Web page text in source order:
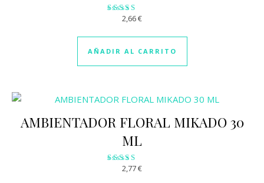
Valorado
2.96
de 5
2,66€
AÑADIR AL CARRITO
AMBIENTADOR FLORAL MIKADO 30
ML
Valorado
2,77€